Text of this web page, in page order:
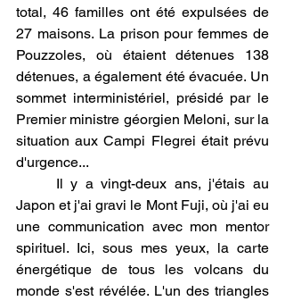
total, 46 familles ont été expulsées de
27 maisons. La prison pour femmes de
Pouzzoles, où étaient détenues 138
détenues, a également été évacuée. Un
sommet interministériel, présidé par le
Premier ministre géorgien Meloni, sur la
situation aux Campi Flegrei était prévu
d'urgence...
Il y a vingt-deux ans, j'étais au
Japon et j'ai gravi le Mont Fuji, où j'ai eu
une communication avec mon mentor
spirituel. Ici, sous mes yeux, la carte
énergétique de tous les volcans du
monde s'est révélée. L'un des triangles